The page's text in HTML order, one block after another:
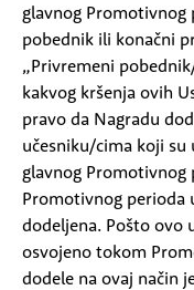
glavnog
pobednik ili konačni
„Privremeni
kakvog kršenja ovih
pravo da Nagradu
učesniku/cima koji su
glavnog Promotivnog
Promotivnog perioda
dodeljena. Pošto ovo
osvojeno tokom
dodele na ovaj način